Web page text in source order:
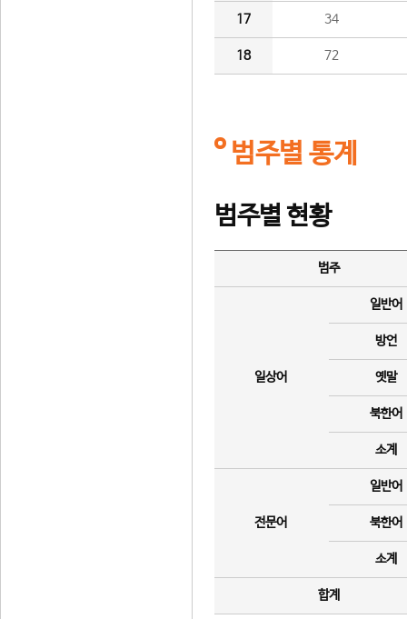
17 34
18 72
범주별 통계
범주별 현황
범주
일상어
일반어
방언
옛말
북한어
소계
전문어
일반어
북한어
소계
합계